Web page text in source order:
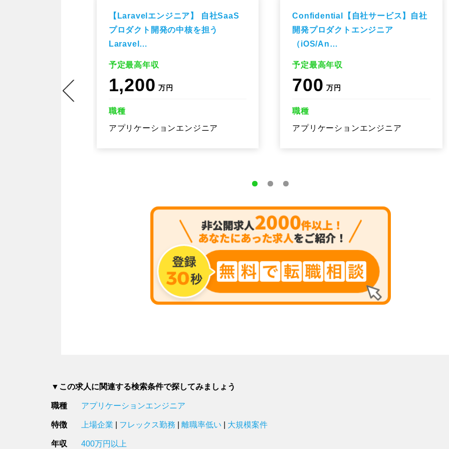
【Laravelエンジニア】 自社SaaS
プロダクト開発の中核を担う
Laravel…
予定最高年収
1,200 万円
職種
アプリケーションエンジニア
Confidential【自社サービス】自社
開発プロダクトエンジニア
（iOS/An…
予定最高年収
700 万円
職種
アプリケーションエンジニア
▼この求人に関連する検索条件で探してみましょう
職種 アプリケーションエンジニア
特徴 上場企業 フレックス勤務 離職率低い 大規模案件
年収 400万円以上